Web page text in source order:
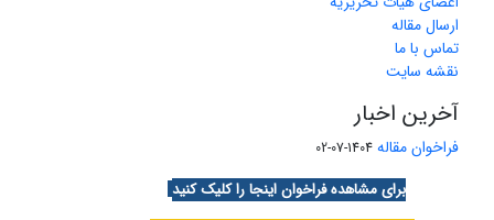
ارسال مقاله
تماس با ما
نقشه سایت
آخرین اخبار
فراخوان مقاله 1404-07-02
برای مشاهده فراخوان اینجا را کلیک کنید